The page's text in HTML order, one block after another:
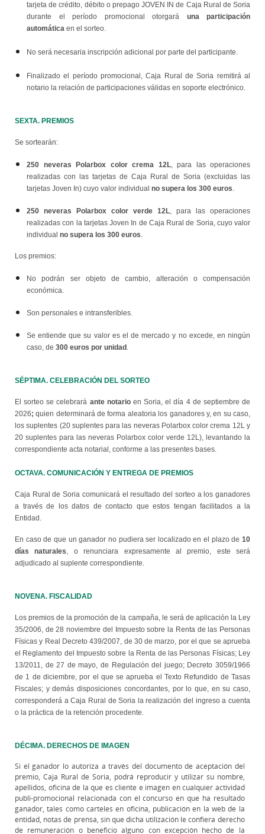
tarjeta de crédito, débito o prepago JOVEN IN de Caja Rural de Soria
durante el período promocional otorgará una participación
automática en el sorteo.
No será necesaria inscripción adicional por parte del participante.
Finalizado el período promocional, Caja Rural de Soria remitirá al
notario la relación de participaciones válidas en soporte electrónico.
SEXTA. PREMIOS
Se sortearán:
250 neveras Polarbox color crema 12L, para las operaciones
realizadas con las tarjetas de Caja Rural de Soria (excluidas las
tarjetas Joven In) cuyo valor individual no supera los 300 euros
250 neveras Polarbox color verde 12L , para las operaciones
realizadas con la tarjetas Joven In de Caja Rural de Soria, cuyo valor
individual no supera los 300 euros
Los premios:
No podrán ser objeto de cambio, alteración o compensación
económica.
Son personales e intransferibles.
Se entiende que su valor es el de mercado y no excede, en ningún
caso, de 300 euros por unidad
SÉPTIMA. CELEBRACIÓN DEL SORTEO
El sorteo se celebrará ante notario en Soria, el día 4 de septiembre de
2026; quien determinará de forma aleatoria los ganadores y, en su caso,
los suplentes (20 suplentes para las neveras Polarbox color crema 12L y
20 suplentes para las neveras Polarbox color verde 12L), levantando la
correspondiente acta notarial, conforme a las presentes bases.
OCTAVA. COMUNICACIÓN Y ENTREGA DE PREMIOS
Caja Rural de Soria comunicará el resultado del sorteo a los ganadores
a través de los datos de contacto que estos tengan facilitados a la
Entidad.
En caso de que un ganador no pudiera ser localizado en el plazo de 10
días naturales , o renunciara expresamente al premio, este será
adjudicado al suplente correspondiente.
NOVENA. FISCALIDAD
Los premios de la promoción de la campaña, le será de aplicación la Ley
35/2006, de 28 noviembre del Impuesto sobre la Renta de las Personas
Físicas y Real Decreto 439/2007, de 30 de marzo, por el que se aprueba
el Reglamento del Impuesto sobre la Renta de las Personas Físicas; Ley
13/2011, de 27 de mayo, de Regulación del juego; Decreto 3059/1966
de 1 de diciembre, por el que se aprueba el Texto Refundido de Tasas
Fiscales; y demás disposiciones concordantes, por lo que, en su caso,
corresponderá a Caja Rural de Soria la realización del ingreso a cuenta
o la práctica de la retención procedente.
DÉCIMA. DERECHOS DE IMAGEN
Si el ganador lo autoriza a través del documento de aceptación del
premio, Caja Rural de Soria, podrá reproducir y utilizar su nombre,
apellidos, oficina de la que es cliente e imagen en cualquier actividad
publi-promocional relacionada con el concurso en que ha resultado
ganador, tales como carteles en oficina, publicación en la web de la
entidad, notas de prensa, sin que dicha utilización le confiera derecho
de remuneración o beneficio alguno con excepción hecho de la